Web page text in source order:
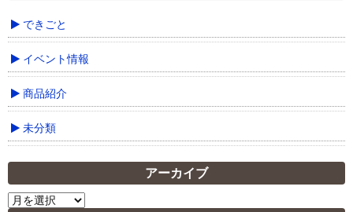
できごと
イベント情報
商品紹介
未分類
アーカイブ
ア